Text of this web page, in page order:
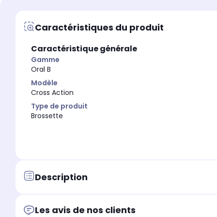
Gamme
Oral B
Gamme
Caractéristiques du produit
Caractéristique générale
Gamme
Oral B
Modèle
Cross Action
Type de produit
Brossette
Description
Les avis de nos clients